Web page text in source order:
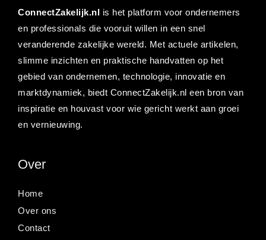
ConnectZakelijk.nl is het platform voor ondernemers
en professionals die vooruit willen in een snel
veranderende zakelijke wereld. Met actuele artikelen,
slimme inzichten en praktische handvatten op het
gebied van ondernemen, technologie, innovatie en
marktdynamiek, biedt ConnectZakelijk.nl een bron van
inspiratie en houvast voor wie gericht werkt aan groei
en vernieuwing.
Over
Home
Over ons
Contact